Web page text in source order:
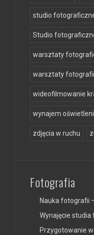
studio
Studio
warsztaty
warsztaty
wideofilmowanie
wynajem
zdjęcia w ruchu
Fotografia
Nauka fotografii
Wynajęcie
Przygotowanie